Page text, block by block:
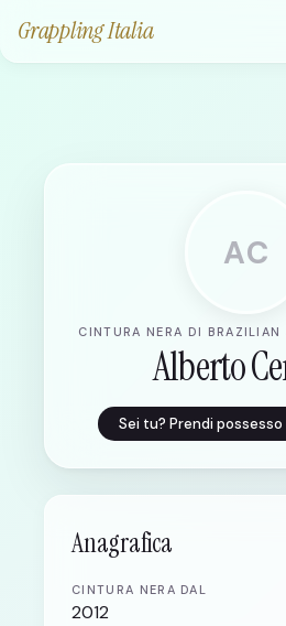
Grappling Italia
AC
CINTURA NERA DI
Alberto
Sei tu? Prendi
Anagrafica
CINTURA NERA DAL
2012